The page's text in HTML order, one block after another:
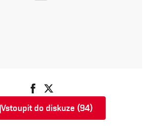
Vstoupit do diskuze (94)